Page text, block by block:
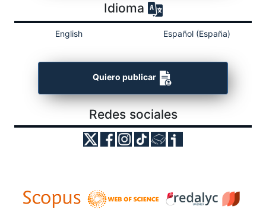
Idioma
English Español (España)
Quiero publicar
Redes sociales